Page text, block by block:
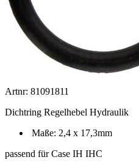
Artnr: 81091811
Dichtring Regelhebel Hydraulik
Maße: 2,4 x 17,3mm
passend für Case IH IHC